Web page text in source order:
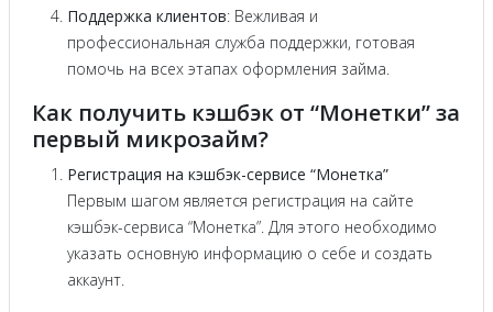
Поддержка клиентов: Вежливая и
профессиональная служба поддержки, готовая
помочь на всех этапах оформления займа.
Как получить кэшбэк от “Монетки” за
первый микрозайм?
Регистрация на кэшбэк-сервисе “Монетка”
Первым шагом является регистрация на сайте
кэшбэк-сервиса “Монетка”. Для этого необходимо
указать основную информацию о себе и создать
аккаунт.